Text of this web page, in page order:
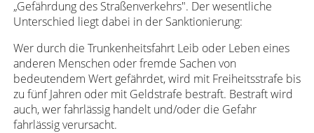
„Gefährdung des Straßenverkehrs". Der wesentliche
Unterschied liegt dabei in der Sanktionierung:
Wer durch die Trunkenheitsfahrt Leib oder Leben eines
anderen Menschen oder fremde Sachen von
bedeutendem Wert gefährdet, wird mit Freiheitsstrafe bis
zu fünf Jahren oder mit Geldstrafe bestraft. Bestraft wird
auch, wer fahrlässig handelt und/oder die Gefahr
fahrlässig verursacht.